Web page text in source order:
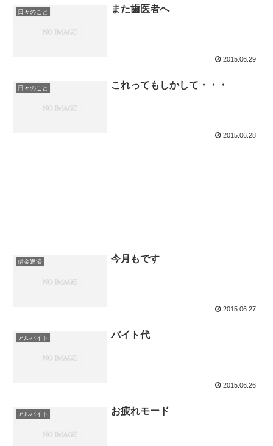
日々のこと また歯医者へ
2015.06.29
日々のこと これってもしかして・・・
2015.06.28
借金返済 今月もです
2015.06.27
アルバイト バイト代
2015.06.26
アルバイト お疲れモード